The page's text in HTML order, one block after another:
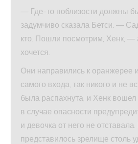
— Где-то поблизости должны
задумчиво сказала Бетси. —
кто. Пошли посмотрим, Хенк, —
хочется.
Они направились к оранжерее
самого входа, так никого и не
была распахнута, и Хенк
в случае опасности
и девочка от него не
представилось зрелище столь